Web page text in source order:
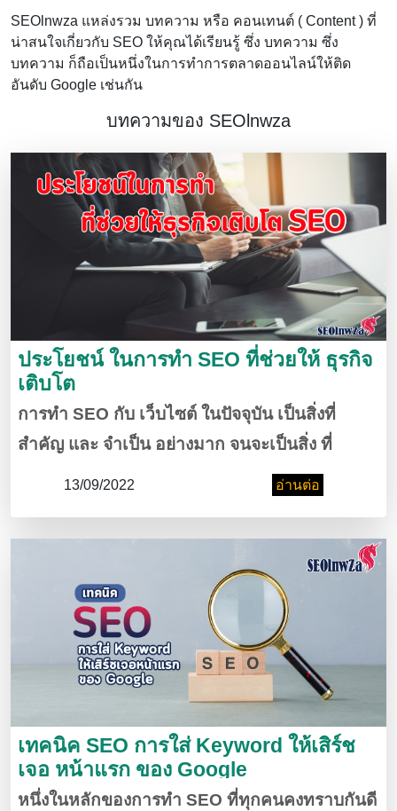
SEOlnwza แหล่งรวม บทความ หรือ คอนเทนต์ ( Content ) ที่
น่าสนใจเกี่ยวกับ SEO ให้คุณได้เรียนรู้ ซึ่ง บทความ ซึ่ง
บทความ ก็ถือเป็นหนึ่งในการทำการตลาดออนไลน์ให้ติด
อันดับ Google เช่นกัน
บทความของ SEOlnwza
ประโยชน์ ในการทำ SEO ที่ช่วยให้ ธุรกิจ
เติบโต
การทำ SEO กับ เว็บไซต์ ในปัจจุบัน เป็นสิ่งที่
สำคัญ และ จำเป็น อย่างมาก จนจะเป็นสิ่ง ที่
สามารถ ตัดขาด จากกัน แทบไม่ได้ โดยเฉพาะ คน
เว็บไซต์ ยิ่งต้องให้ ความสำคัญ กับ SEO เป็นอย่าง
13/09/2022 อ่านต่อ
เทคนิค SEO การใส่ Keyword ให้เสิร์ช
เจอ หน้าแรก ของ Google
หนึ่งในหลักของการทำ SEO ที่ทุกคนคงทราบกันดี